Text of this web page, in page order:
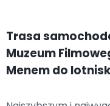
Trasa
Muzeum
Menem do